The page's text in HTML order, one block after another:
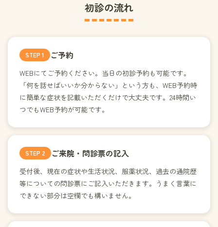
初診の流れ
STEP 1 ご予約
WEBにてご予約ください。当日の初診予約も可能です。
「何を話せばいいか分からない」という方も、WEB予約時
に簡単な症状を記載いただくだけで大丈夫です。24時間い
つでもWEB予約が可能です。
STEP 2 ご来院・問診票の記入
受付後、現在の症状や生活状況、服薬状況、過去の通院歴
等についての問診票にご記入いただきます。うまく言葉に
できない部分は空欄でも構いません。